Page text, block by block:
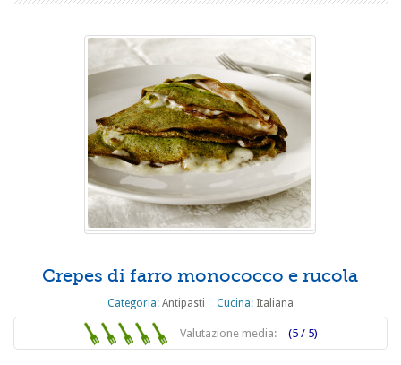
Crepes di farro monococco e rucola
Categoria: Antipasti Cucina: Italiana
Valutazione media: (5 / 5)